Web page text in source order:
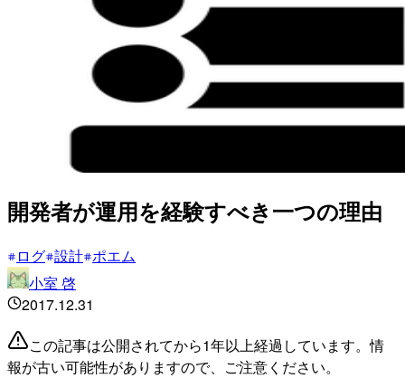
開発者が運用を経験すべき一つの理由
ログ 設計 ポエム
小室 啓
2017.12.31
この記事は公開されてから1年以上経過しています。情
報が古い可能性がありますので、ご注意ください。